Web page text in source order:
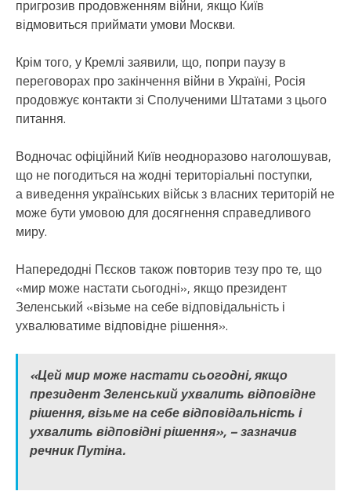
пригрозив продовженням війни, якщо Київ
відмовиться приймати умови Москви.
Крім того, у Кремлі заявили, що, попри паузу в
переговорах про закінчення війни в Україні, Росія
продовжує контакти зі Сполученими Штатами з цього
питання.
Водночас офіційний Київ неодноразово наголошував,
що не погодиться на жодні територіальні поступки,
а виведення українських військ з власних територій не
може бути умовою для досягнення справедливого
миру.
Напередодні Пєсков також повторив тезу про те, що
«мир може настати сьогодні», якщо президент
Зеленський «візьме на себе відповідальність і
ухвалюватиме відповідне рішення».
«Цей мир може настати сьогодні, якщо
президент Зеленський ухвалить відповідне
рішення, візьме на себе відповідальність і
ухвалить відповідні рішення», – зазначив
речник Путіна.